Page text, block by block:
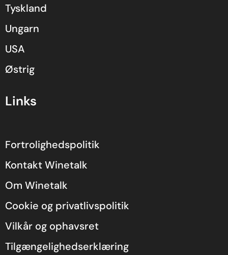
Tyskland
Ungarn
USA
Østrig
Links
Fortrolighedspolitik
Kontakt Winetalk
Om Winetalk
Cookie og privatlivspolitik
Vilkår og ophavsret
Tilgængelighedserklæring